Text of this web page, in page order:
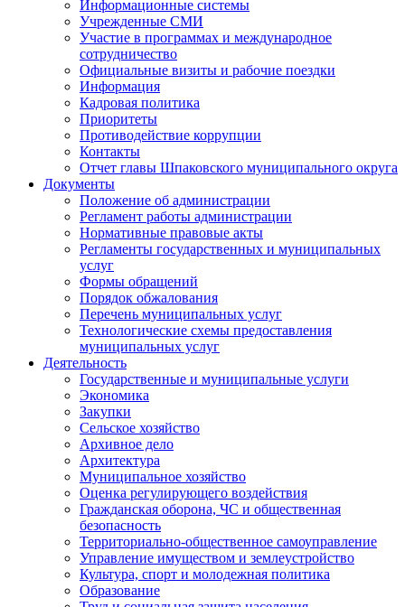
Информационные системы
Учрежденные СМИ
Участие в программах и международное
сотрудничество
Официальные визиты и рабочие поездки
Информация
Кадровая политика
Приоритеты
Противодействие коррупции
Контакты
Отчет главы Шпаковского муниципального округа
Документы
Положение об администрации
Регламент работы администрации
Нормативные правовые акты
Регламенты государственных и муниципальных
услуг
Формы обращений
Порядок обжалования
Перечень муниципальных услуг
Технологические схемы предоставления
муниципальных услуг
Деятельность
Государственные и муниципальные услуги
Экономика
Закупки
Сельское хозяйство
Архивное дело
Архитектура
Муниципальное хозяйство
Оценка регулирующего воздействия
Гражданская оборона, ЧС и общественная
безопасность
Территориально-общественное самоуправление
Управление имуществом и землеустройство
Культура, спорт и молодежная политика
Образование